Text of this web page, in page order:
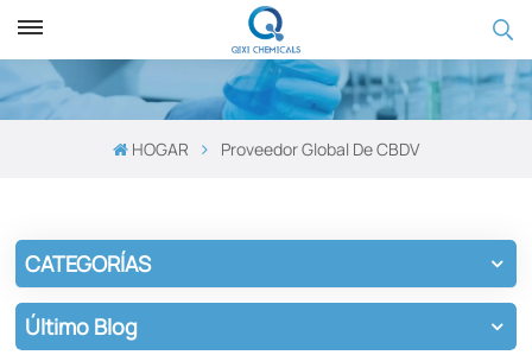
HOGAR Proveedor Global De CBDV
CATEGORÍAS
Último Blog